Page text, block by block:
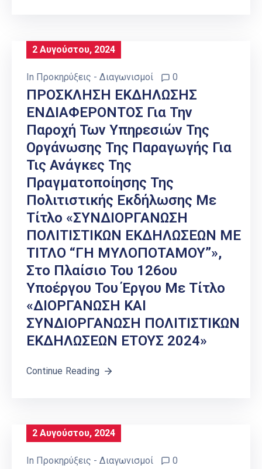
2 Αυγούστου, 2024
In Προκηρύξεις - Διαγωνισμοί 0
ΠΡΟΣΚΛΗΣΗ ΕΚΔΗΛΩΣΗΣ
ΕΝΔΙΑΦΕΡΟΝΤΟΣ Για Την
Παροχή Των Υπηρεσιών Της
Οργάνωσης Της Παραγωγής Για
Τις Ανάγκες Της
Πραγματοποίησης Της
Πολιτιστικής Εκδήλωσης Με
Τίτλο «ΣΥΝΔΙΟΡΓΑΝΩΣΗ
ΠΟΛΙΤΙΣΤΙΚΩΝ ΕΚΔΗΛΩΣΕΩΝ ΜΕ
ΤΙΤΛΟ “ΓΗ ΜΥΛΟΠΟΤΑΜΟΥ”»,
Στο Πλαίσιο Του 126ου
Υποέργου Του Έργου Με Τίτλο
«ΔΙΟΡΓΑΝΩΣΗ ΚΑΙ
ΣΥΝΔΙΟΡΓΑΝΩΣΗ ΠΟΛΙΤΙΣΤΙΚΩΝ
ΕΚΔΗΛΩΣΕΩΝ ΕΤΟΥΣ 2024»
Continue Reading
2 Αυγούστου, 2024
In Προκηρύξεις - Διαγωνισμοί 0